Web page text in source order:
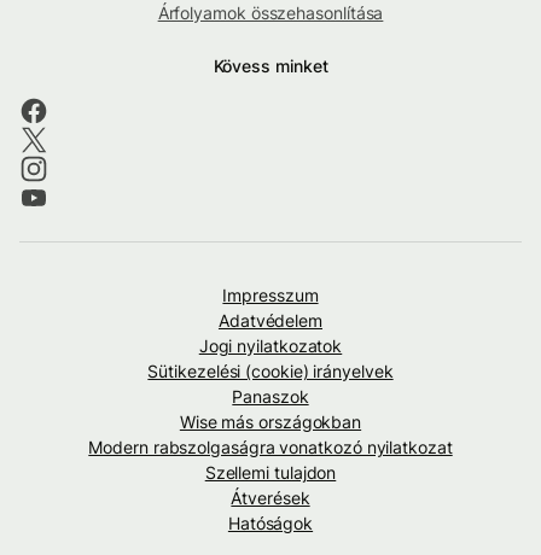
Árfolyamok összehasonlítása
Kövess minket
Impresszum
Adatvédelem
Jogi nyilatkozatok
Sütikezelési (cookie) irányelvek
Panaszok
Wise más országokban
Modern rabszolgaságra vonatkozó nyilatkozat
Szellemi tulajdon
Átverések
Hatóságok